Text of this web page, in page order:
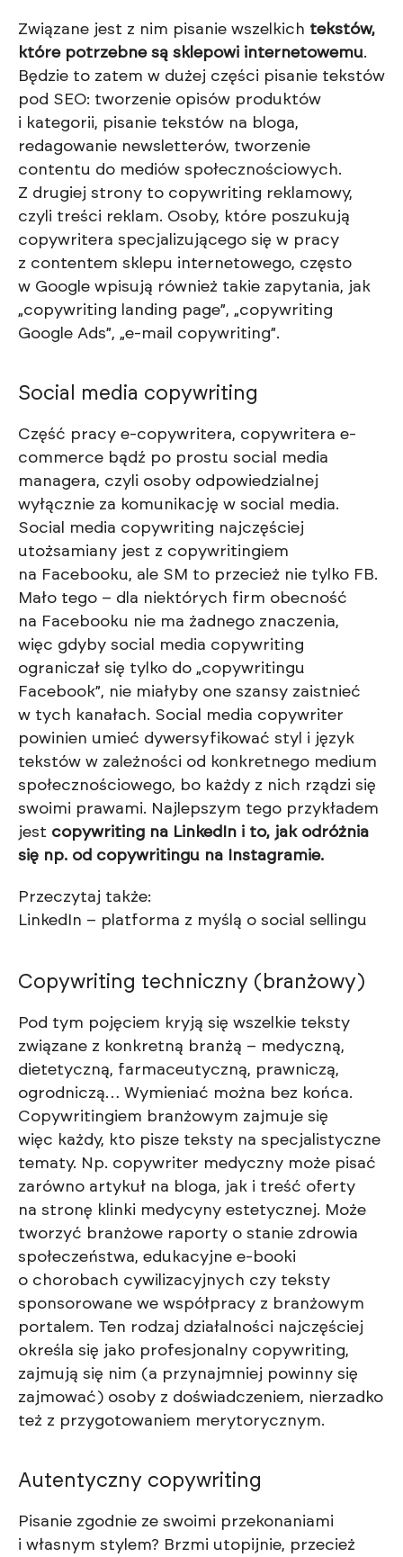
Związane jest z nim pisanie wszelkich tekstów,
które potrzebne są sklepowi internetowemu.
Będzie to zatem w dużej części pisanie tekstów
pod SEO: tworzenie opisów produktów
i kategorii, pisanie tekstów na bloga,
redagowanie newsletterów, tworzenie
contentu do mediów społecznościowych.
Z drugiej strony to copywriting reklamowy,
czyli treści reklam. Osoby, które poszukują
copywritera specjalizującego się w pracy
z contentem sklepu internetowego, często
w Google wpisują również takie zapytania, jak
„copywriting landing page”, „copywriting
Google Ads”, „e-mail copywriting”.
Social media copywriting
Część pracy e-copywritera, copywritera e-
commerce bądź po prostu social media
managera, czyli osoby odpowiedzialnej
wyłącznie za komunikację w social media.
Social media copywriting najczęściej
utożsamiany jest z copywritingiem
na Facebooku, ale SM to przecież nie tylko FB.
Mało tego – dla niektórych firm obecność
na Facebooku nie ma żadnego znaczenia,
więc gdyby social media copywriting
ograniczał się tylko do „copywritingu
Facebook”, nie miałyby one szansy zaistnieć
w tych kanałach. Social media copywriter
powinien umieć dywersyfikować styl i język
tekstów w zależności od konkretnego medium
społecznościowego, bo każdy z nich rządzi się
swoimi prawami. Najlepszym tego przykładem
jest copywriting na LinkedIn i to, jak odróżnia
się np. od copywritingu na Instagramie.
Przeczytaj także:
LinkedIn – platforma z myślą o social sellingu
Copywriting techniczny (branżowy)
Pod tym pojęciem kryją się wszelkie teksty
związane z konkretną branżą – medyczną,
dietetyczną, farmaceutyczną, prawniczą,
ogrodniczą… Wymieniać można bez końca.
Copywritingiem branżowym zajmuje się
więc każdy, kto pisze teksty na specjalistyczne
tematy. Np. copywriter medyczny może pisać
zarówno artykuł na bloga, jak i treść oferty
na stronę klinki medycyny estetycznej. Może
tworzyć branżowe raporty o stanie zdrowia
społeczeństwa, edukacyjne e-booki
o chorobach cywilizacyjnych czy teksty
sponsorowane we współpracy z branżowym
portalem. Ten rodzaj działalności najczęściej
określa się jako profesjonalny copywriting,
zajmują się nim (a przynajmniej powinny się
zajmować) osoby z doświadczeniem, nierzadko
też z przygotowaniem merytorycznym.
Autentyczny copywriting
Pisanie zgodnie ze swoimi przekonaniami
i własnym stylem? Brzmi utopijnie, przecież